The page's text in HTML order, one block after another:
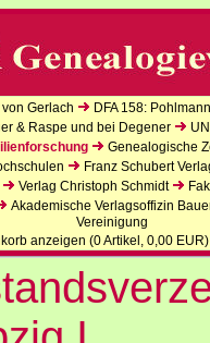
von Gerlach
DFA 158:
& Raspe und bei Degener
Genealogische
Franz Schubert
Verlag Christoph Schmidt
Akademische Verlagsoffizin
Vereinigung
anzeigen (0Artikel, 0,00 EUR)